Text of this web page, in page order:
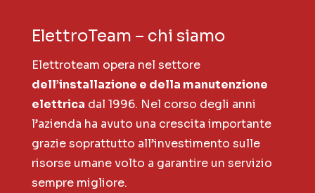
ElettroTeam – chi siamo
Elettroteam opera nel settore
dell’installazione e della manutenzione
elettrica dal 1996. Nel corso degli anni
l’azienda ha avuto una crescita importante
grazie soprattutto all’investimento sulle
risorse umane volto a garantire un servizio
sempre migliore.